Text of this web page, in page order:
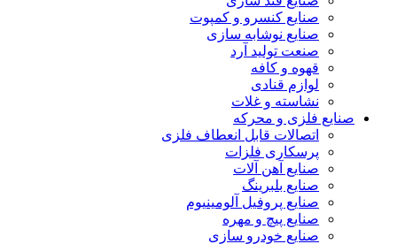
صنایع کنسرو و کمپوت
صنایع نوشابه سازی
صنعت تولید آرد
قهوه و کافه
لوازم قنادی
نشاسته و غلات
صنایع فلزی و محرکه
اتصالات قابل انعطاف فلزی
پرسکاری فلزات
صنایع آهن آلات
صنایع بلبرینگ
صنایع پروفیل آلومینیوم
صنایع پیچ و مهره
صنایع خودرو سازی